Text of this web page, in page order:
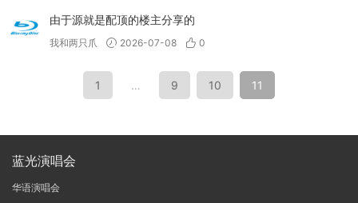
由于源就是配顶的楼主分享的
我和两只爪 2026-07-08 0
1 … 9 10 11
蓝光演唱会
华语演唱会